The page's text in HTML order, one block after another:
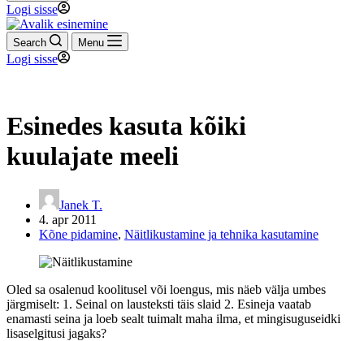
Logi sisse
Search Menu
Logi sisse
Esinedes kasuta kõiki
kuulajate meeli
Janek T.
4. apr 2011
Kõne pidamine, Näitlikustamine ja tehnika kasutamine
Oled sa osalenud koolitusel või loengus, mis näeb välja umbes
järgmiselt: 1. Seinal on lausteksti täis slaid 2. Esineja vaatab
enamasti seina ja loeb sealt tuimalt maha ilma, et mingisuguseidki
lisaselgitusi jagaks?